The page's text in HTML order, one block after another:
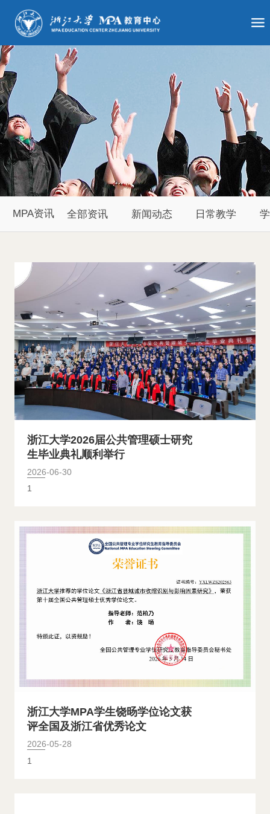
MPA资讯 全部资讯 新闻动态 日常教学
浙江大学2026届公共管理硕士研究
生毕业典礼顺利举行
2026-06-30
1
浙江大学MPA学生饶旸学位论文获
评全国及浙江省优秀论文
2026-05-28
1